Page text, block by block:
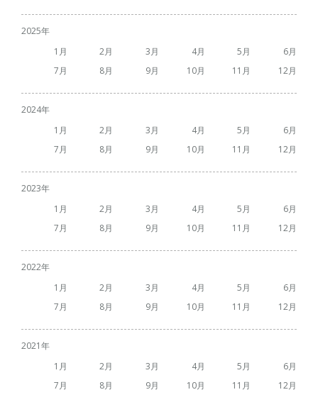
2025
1
2 3 4 5
6
7
8 9 10 11 12
2024
1
2 3 4 5
6
7
8 9 10 11 12
2023
1
2 3 4 5
6
7
8 9 10 11 12
2022
1
2 3 4 5
6
7
8 9 10 11 12
2021
1
2 3 4 5
6
7
8 9 10 11 12